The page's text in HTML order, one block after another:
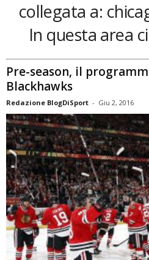
collegata a:
In questa area
Pre-season, il
Blackhawks
Redazione BlogDiSport - Giu 2, 2016